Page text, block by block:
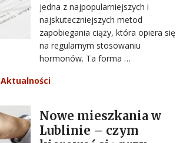
jedna z najpopularniejszych i
najskuteczniejszych metod
zapobiegania ciąży, która opiera się
na regularnym stosowaniu
hormonów. Ta forma …
Aktualności
Nowe mieszkania w
Lublinie – czym